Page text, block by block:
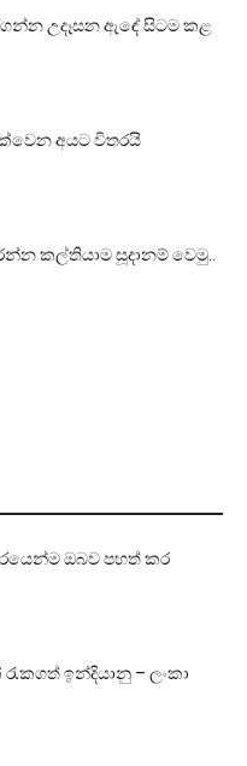
උදෑසන ඇඳේ සිටම කළ
අයට විතරයි
කල්තියාම සූදානම් වෙමු..
ඔබව පහත් කර
ඉන්දියානු – ලංකා